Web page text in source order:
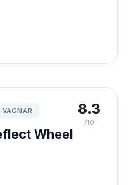
Wheel
8.3
/10